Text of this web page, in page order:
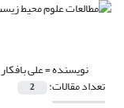
نویسنده =علی بافکار
تعداد مقالات: 2